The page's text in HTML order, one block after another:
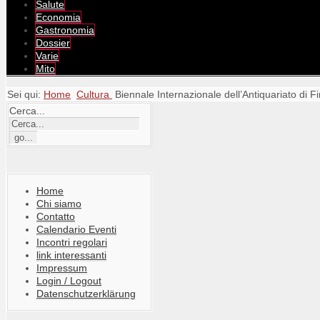
Salute
Economia
Gastronomia
Dossier
Varie
Mito
Sei qui: Home Cultura
Biennale Internazionale dell’Antiquariato di
Cerca...
Home
Chi siamo
Contatto
Calendario Eventi
Incontri regolari
link interessanti
Impressum
Login / Logout
Datenschutzerklärung